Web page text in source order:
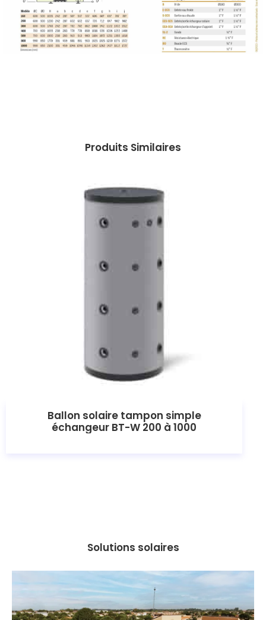
Produits Similaires
Ballon solaire tampon simple
échangeur BT-W 200 à 1000
Solutions solaires